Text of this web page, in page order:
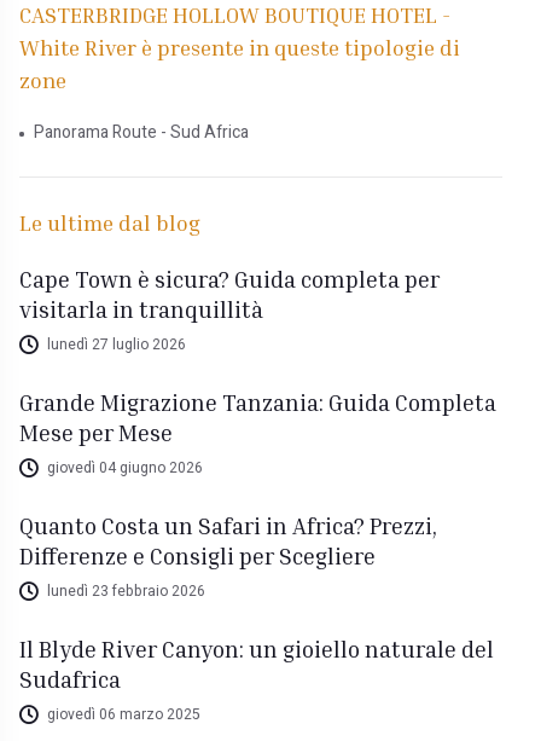
CASTERBRIDGE HOLLOW BOUTIQUE HOTEL -
White River è presente in queste tipologie di
zone
Panorama Route - Sud Africa
Le ultime dal blog
Cape Town è sicura? Guida completa per
visitarla in tranquillità
lunedì 27 luglio 2026
Grande Migrazione Tanzania: Guida Completa
Mese per Mese
giovedì 04 giugno 2026
Quanto Costa un Safari in Africa? Prezzi,
Differenze e Consigli per Scegliere
lunedì 23 febbraio 2026
Il Blyde River Canyon: un gioiello naturale del
Sudafrica
giovedì 06 marzo 2025